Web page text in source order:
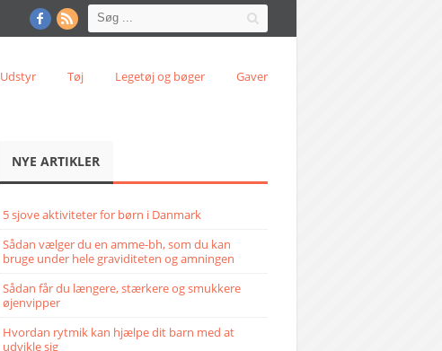
Udstyr Tøj Legetøj og bøger Gaver
NYE ARTIKLER
5 sjove aktiviteter for børn i Danmark
Sådan vælger du en amme-bh, som du kan
bruge under hele graviditeten og amningen
Sådan får du længere, stærkere og smukkere
øjenvipper
Hvordan rytmik kan hjælpe dit barn med at
udvikle sig